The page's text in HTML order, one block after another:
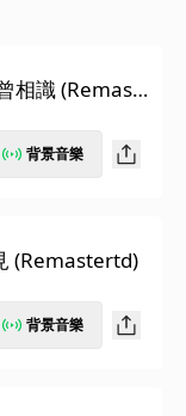
鶯歷歷數來原來都
相識 (Remast
背景音樂
(Remastertd)
背景音樂